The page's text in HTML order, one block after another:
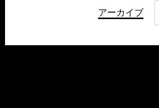
アーカイブ